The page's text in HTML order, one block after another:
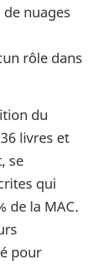
nuages
rôle dans
du
livres et
se
qui
de la MAC.
pour